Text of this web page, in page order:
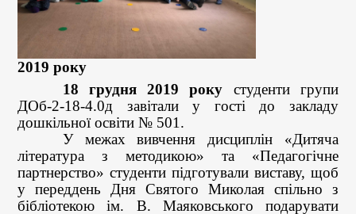
2019 року
18 грудня 2019 року студенти групи
ДОб-2-18-4.0д завітали у гості до закладу
дошкільної освіти № 501.
У межах вивчення дисциплін «Дитяча
література з методикою» та «Педагогічне
партнерство» студенти підготували виставу, щоб
у переддень Дня Святого Миколая спільно з
бібліотекою ім. В. Маяковського подарувати